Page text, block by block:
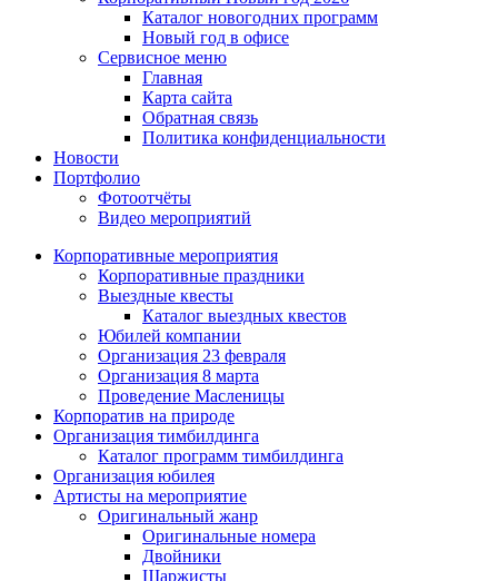
Каталог новогодних программ
Новый год в офисе
Сервисное меню
Главная
Карта сайта
Обратная связь
Политика конфиденциальности
Новости
Портфолио
Фотоотчёты
Видео мероприятий
Корпоративные мероприятия
Корпоративные праздники
Выездные квесты
Каталог выездных квестов
Юбилей компании
Организация 23 февраля
Организация 8 марта
Проведение Масленицы
Корпоратив на природе
Организация тимбилдинга
Каталог программ тимбилдинга
Организация юбилея
Артисты на мероприятие
Оригинальный жанр
Оригинальные номера
Двойники
Шаржисты